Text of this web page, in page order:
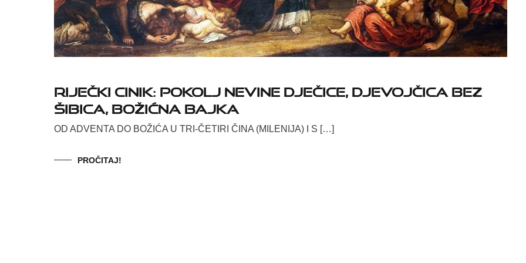
Riječki cinik: Pokolj nevine dječice, Djevojčica bez
šibica, Božićna bajka
OD ADVENTA DO BOŽIĆA U TRI-ČETIRI ČINA (MILENIJA) I S […]
PROČITAJ!